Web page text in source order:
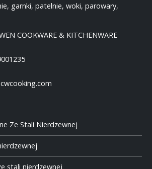
garnki, patelnie, woki, parowary,
COOKWARE & KITCHENWARE
Ze Stali Nierdzewnej
stali nierdzewnej